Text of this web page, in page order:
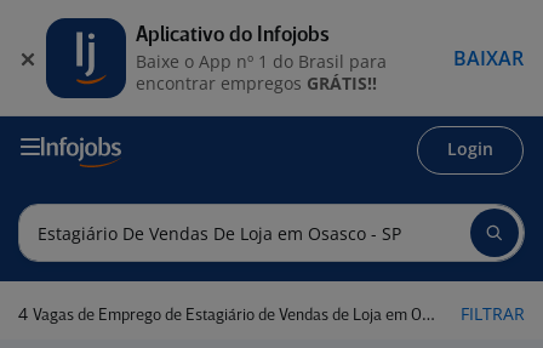
Login
4 Vagas de Emprego de Estagiário de Vendas de Loja em Osasco - SP FILTRAR
Aplicativo do Infojobs
Baixe o App nº 1 do Brasil para
encontrar empregos GRÁTIS!!
BAIXAR